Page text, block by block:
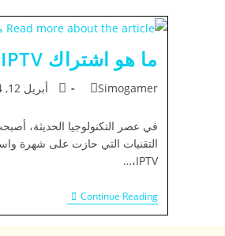
ما هو اشتراك IPTV مميزاته، عيوبه، وإستخداماته
Simogamer أبريل 12, 2024
في عصر التكنولوجيا الحديثة،
IPTV،…
Continue Reading